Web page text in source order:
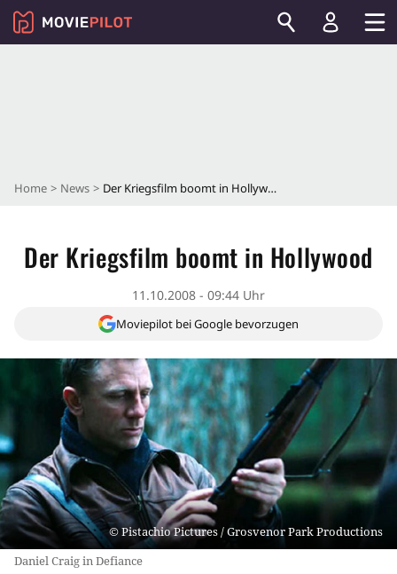
Home News Der Kriegsfilm boomt in Hollywood
Der Kriegsfilm boomt in Hollywood
11.10.2008 - 09:44 Uhr
Moviepilot bei Google bevorzugen
Pistachio Pictures / Grosvenor Park Productions
Daniel Craig in Defiance